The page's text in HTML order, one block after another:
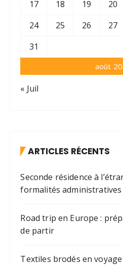
août
17
18 19 20
24
25 26 27
31
« Juil
ARTICLES RÉCENTS
Seconde résidence à
formalités administratives
Road trip en Europe :
de partir
Textiles brodés en